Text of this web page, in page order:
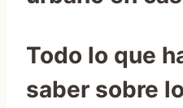
Todo lo que
saber sobre